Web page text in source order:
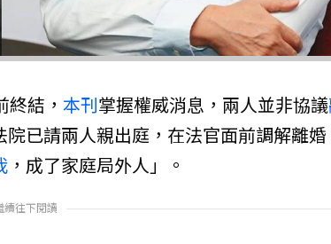
結， 本刊掌握權威消息，兩人並非協議
院已請兩人親出庭，在法官面前調解離
，成了家庭局外人」。
續往下閱讀